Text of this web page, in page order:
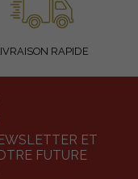
RAPIDE
ET
FUTURE